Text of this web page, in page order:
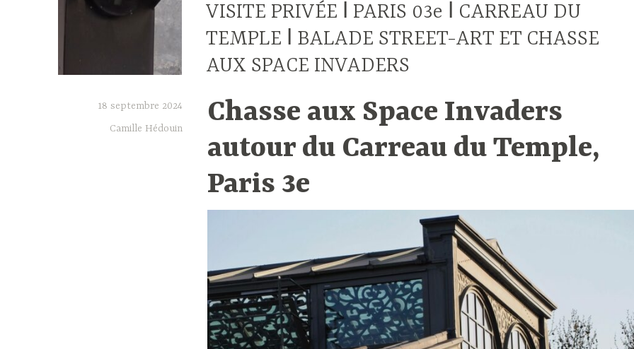
VISITE PRIVÉE ǀ PARIS 03e ǀ CARREAU DU
TEMPLE ǀ BALADE STREET-ART ET CHASSE
AUX SPACE INVADERS
18 septembre 2024
Camille Hédouin
Chasse aux Space Invaders
autour du Carreau du Temple,
Paris 3e